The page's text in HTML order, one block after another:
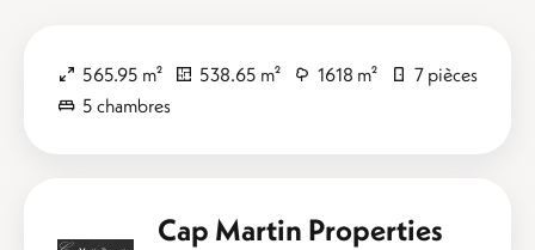
565.95 m² 538.65 m² 1618 m²
7 pièces
5 chambres
Cap Martin Properties